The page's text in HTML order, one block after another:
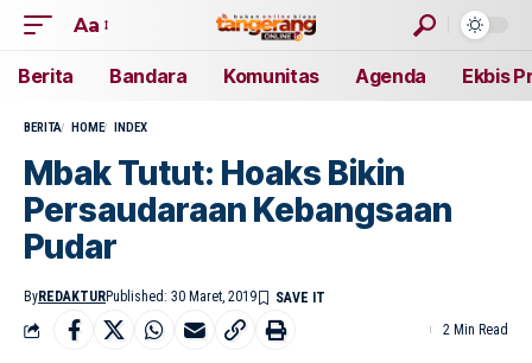
Aa
Berita Bandara Komunitas Agenda Ekbis
BERITA HOME INDEX
Mbak Tutut: Hoaks Bikin
Persaudaraan Kebangsaan
Pudar
ByREDAKTURPublished: 30 Maret, 2019
2 Min Read